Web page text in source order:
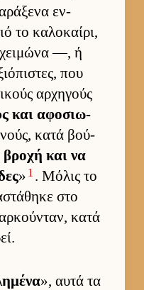
εν­
το καλοκαί­ρι,
—, ή
που
αρ­χηγούς
και αφοσιω­
κατά βού­
και να
» 1 . Μόλις το
στο
κατά
», αυτά τα